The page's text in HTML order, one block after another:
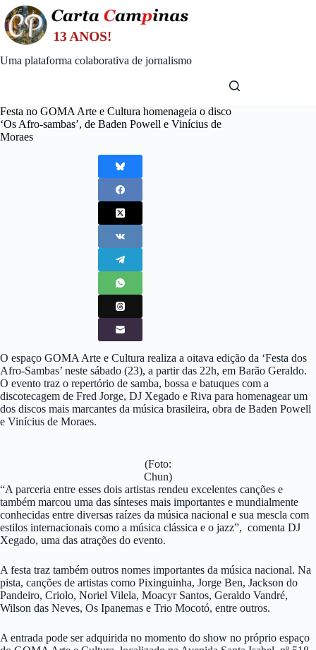
Skip
to
content
Uma plataforma colaborativa de jornalismo
Festa no GOMA Arte e Cultura homenageia o disco
‘Os Afro-sambas’, de Baden Powell e Vinícius de
Moraes
O espaço GOMA Arte e Cultura realiza a oitava edição da ‘Festa dos
Afro-Sambas’ neste sábado (23), a partir das 22h, em Barão Geraldo.
O evento traz o repertório de samba, bossa e batuques com a
discotecagem de Fred Jorge, DJ Xegado e Riva para homenagear um
dos discos mais marcantes da música brasileira, obra de Baden Powell
e Vinícius de Moraes.
(Foto:
Chun)
“A parceria entre esses dois artistas rendeu excelentes canções e
também marcou uma das sínteses mais importantes e mundialmente
conhecidas entre diversas raízes da música nacional e sua mescla com
estilos internacionais como a música clássica e o jazz”, comenta DJ
Xegado, uma das atrações do evento.
A festa traz também outros nomes importantes da música nacional. Na
pista, canções de artistas como Pixinguinha, Jorge Ben, Jackson do
Pandeiro, Criolo, Noriel Vilela, Moacyr Santos, Geraldo Vandré,
Wilson das Neves, Os Ipanemas e Trio Mocotó, entre outros.
A entrada pode ser adquirida no momento do show no próprio espaço